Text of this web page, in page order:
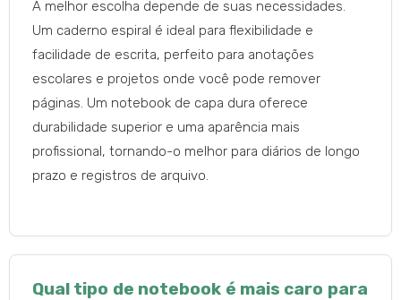
A melhor escolha depende de suas necessidades.
Um caderno espiral é ideal para flexibilidade e
facilidade de escrita, perfeito para anotações
escolares e projetos onde você pode remover
páginas. Um notebook de capa dura oferece
durabilidade superior e uma aparência mais
profissional, tornando-o melhor para diários de longo
prazo e registros de arquivo.
Qual tipo de notebook é mais caro para